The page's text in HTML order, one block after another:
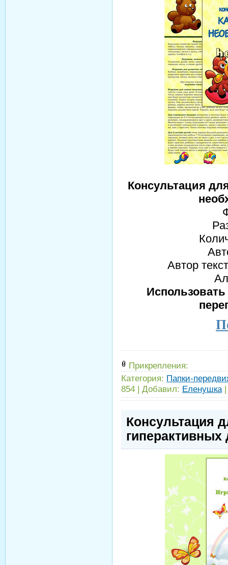
Консультация
Автор
Прикрепления:
Категория: Папки-
854 | Добавил: Еленушка
Консультация
гиперактивных